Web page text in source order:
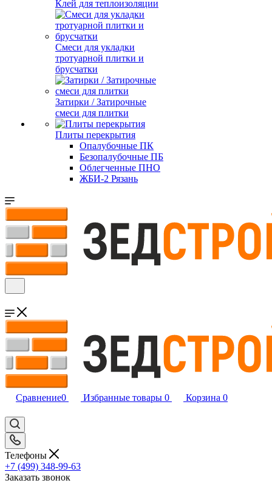
Клей для теплоизоляции
Смеси для укладки
тротуарной плитки и
брусчатки
Затирки / Затирочные
смеси для плитки
Плиты перекрытия
Опалубочные ПК
Безопалубочные ПБ
Облегченные ПНО
ЖБИ-2 Рязань
Сравнение0 Избранные товары 0 Корзина 0
Телефоны
+7 (499) 348-99-63
Заказать звонок